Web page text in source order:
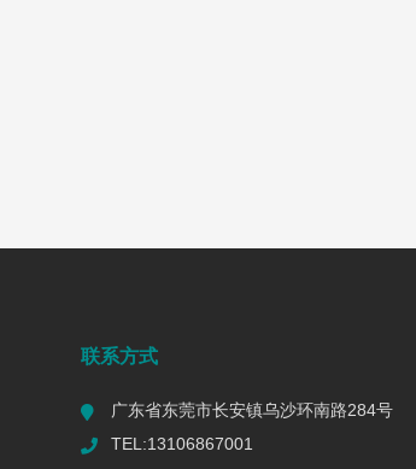
联系方式
广东省东莞市长安镇乌沙环南路284号
TEL:13106867001